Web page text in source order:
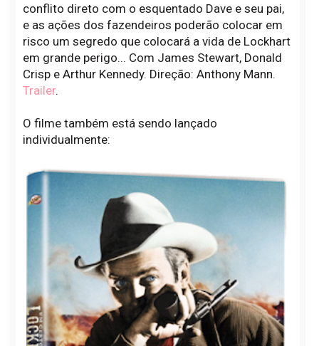
conflito direto com o esquentado Dave e seu pai,
e as ações dos fazendeiros poderão colocar em
risco um segredo que colocará a vida de Lockhart
em grande perigo... Com James Stewart, Donald
Crisp e Arthur Kennedy. Direção: Anthony Mann.
Trailer.
O filme também está sendo lançado
individualmente: